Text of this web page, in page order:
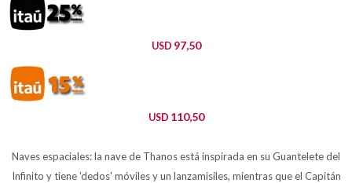
USD 97,50
USD 110,50
Naves espaciales: la nave de Thanos está inspirada en su Guantelete del
Infinito y tiene 'dedos' móviles y un lanzamisiles, mientras que el Capitán